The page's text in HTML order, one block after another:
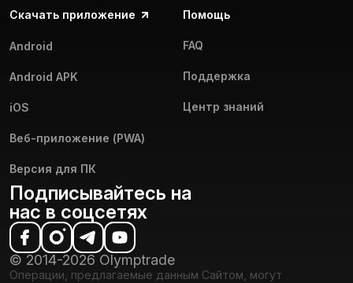
Скачать приложение
Android
Android APK
iOS
Веб-приложение (PWA)
Версия для ПК
Помощь
FAQ
Поддержка
Центр знаний
Подписывайтесь на
нас в соцсетях
© 2014-2026 Olymptrade
Операции, предлагаемые данным Сайтом, могут